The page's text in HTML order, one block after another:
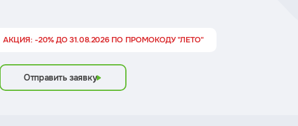
АКЦИЯ: -20% ДО 31.08.2026 ПО ПРОМОКОДУ "ЛЕТО"
Отправить заявку